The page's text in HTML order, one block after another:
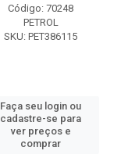
Código: 70248
PETROL
SKU: PET386115
Faça seu login ou
cadastre-se para
ver preços e
comprar